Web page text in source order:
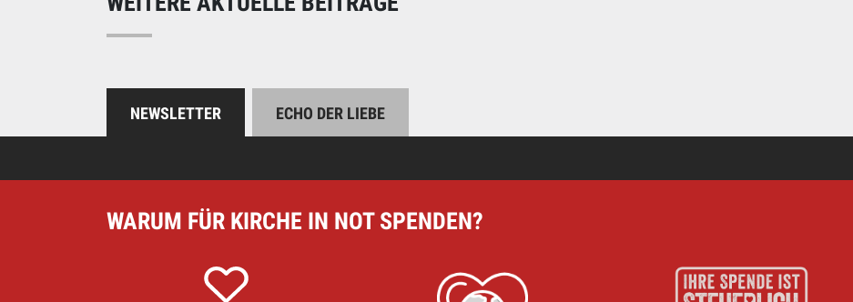
NEWSLETTER ECHO DER LIEBE
WARUM FÜR KIRCHE IN NOT SPENDEN?